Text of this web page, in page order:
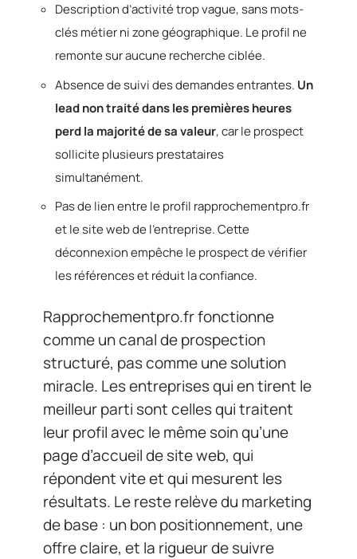
Description d’activité trop vague, sans mots-
clés métier ni zone géographique. Le profil ne
remonte sur aucune recherche ciblée.
Absence de suivi des demandes entrantes. Un
lead non traité dans les premières heures
perd la majorité de sa valeur, car le prospect
sollicite plusieurs prestataires
simultanément.
Pas de lien entre le profil rapprochementpro.fr
et le site web de l’entreprise. Cette
déconnexion empêche le prospect de vérifier
les références et réduit la confiance.
Rapprochementpro.fr fonctionne
comme un canal de prospection
structuré, pas comme une solution
miracle. Les entreprises qui en tirent le
meilleur parti sont celles qui traitent
leur profil avec le même soin qu’une
page d’accueil de site web, qui
répondent vite et qui mesurent les
résultats. Le reste relève du marketing
de base : un bon positionnement, une
offre claire, et la rigueur de suivre